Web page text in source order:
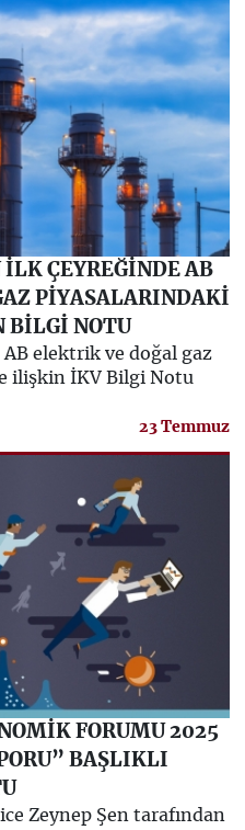
ÇEYREĞİNDE AB
PİYASALARINDAKİ
BİLGİ NOTU
AB elektrik ve doğal gaz
ilişkin İKV Bilgi Notu
23 Temmuz
FORUMU 2025
BAŞLIKLI
Zeynep Şen tarafından